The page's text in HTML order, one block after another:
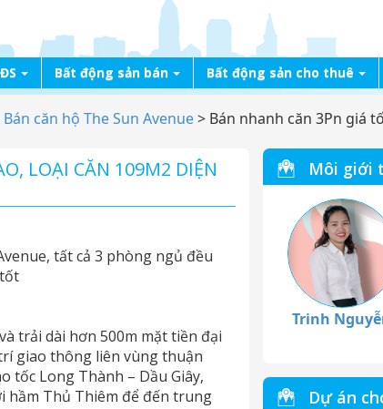
Bất động sản bán Bất động sản cho thuê
Bán căn hộ The Sun Avenue> Bán nhanh căn 3Pn giá
LOẠI CĂN 109M2 DIỆN
tất cả 3 phòng ngủ đều
trải dài hơn 500m mặt tiền đại
giao thông liên vùng thuận
tốc Long Thành – Dầu Giây,
hầm Thủ Thiêm để đến trung
Môi giới
Trinh
Dự án